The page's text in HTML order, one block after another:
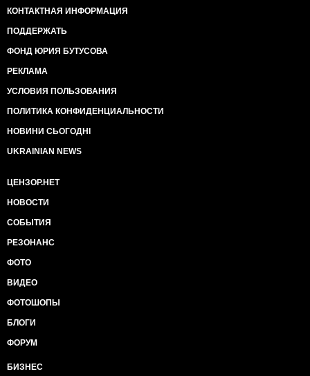
КОНТАКТНАЯ ИНФОРМАЦИЯ
ПОДДЕРЖАТЬ
ФОНД ЮРИЯ БУТУСОВА
РЕКЛАМА
УСЛОВИЯ ПОЛЬЗОВАНИЯ
ПОЛИТИКА КОНФИДЕНЦИАЛЬНОСТИ
НОВИНИ СЬОГОДНІ
UKRAINIAN NEWS
ЦЕНЗОР.НЕТ
НОВОСТИ
СОБЫТИЯ
РЕЗОНАНС
ФОТО
ВИДЕО
ФОТОШОПЫ
БЛОГИ
ФОРУМ
БИЗНЕС